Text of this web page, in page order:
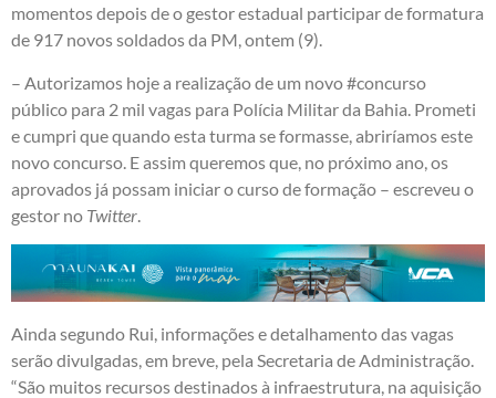
momentos depois de o gestor estadual participar de formatura
de 917 novos soldados da PM, ontem (9).
– Autorizamos hoje a realização de um novo#concurso
público para 2 mil vagas para Polícia Militar da Bahia. Prometi
e cumpri que quando esta turma se formasse, abriríamos este
novo concurso. E assim queremos que, no próximo ano, os
aprovados já possam iniciar o curso de formação – escreveu o
gestor no Twitter
Ainda segundo Rui, informações e detalhamento das vagas
serão divulgadas, em breve, pela Secretaria de Administração.
“São muitos recursos destinados à infraestrutura, na aquisição